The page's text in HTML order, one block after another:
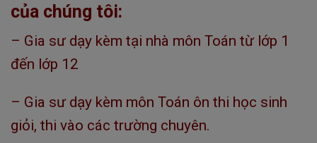
của chúng tôi:
– Gia sư dạy kèm tại nhà môn Toán từ lớp 1
đến lớp 12
– Gia sư dạy kèm môn Toán ôn thi học sinh
giỏi, thi vào các trường chuyên.